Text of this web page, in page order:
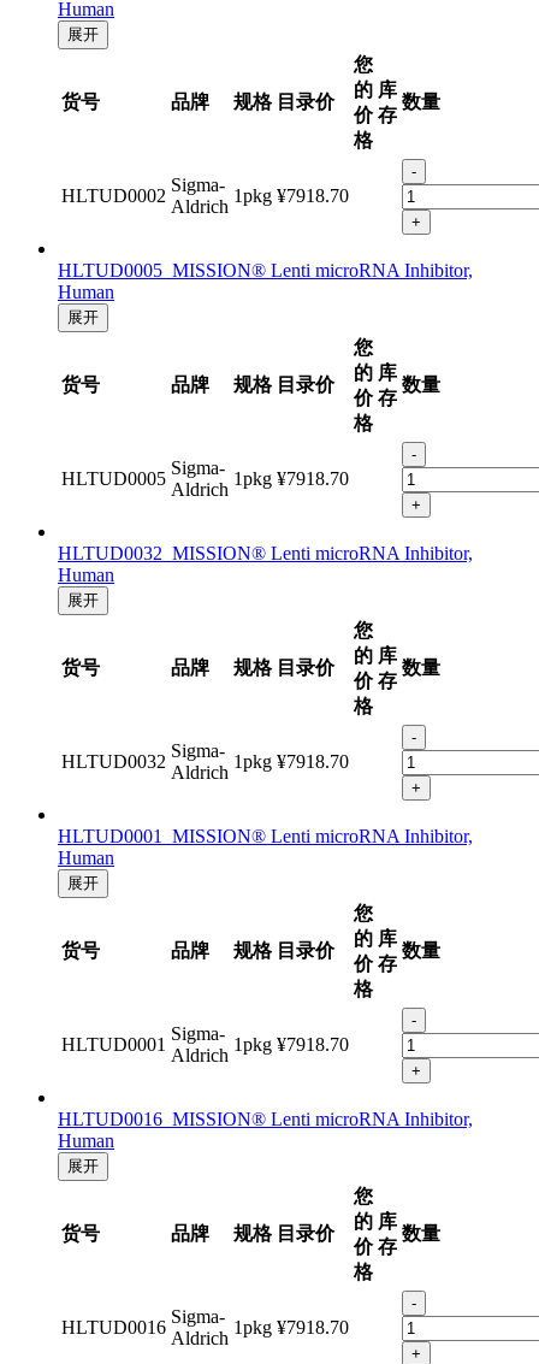
Human
展开
货号 品牌 规格 目录价
您
的
价
格
库
存
数量
HLTUD0002
Sigma-
Aldrich
1pkg ¥7918.70
-
+
HLTUD0005 MISSION® Lenti microRNA Inhibitor,
Human
展开
货号 品牌 规格 目录价
您
的
价
格
库
存
数量
HLTUD0005
Sigma-
Aldrich
1pkg ¥7918.70
-
+
HLTUD0032 MISSION® Lenti microRNA Inhibitor,
Human
展开
货号 品牌 规格 目录价
您
的
价
格
库
存
数量
HLTUD0032
Sigma-
Aldrich
1pkg ¥7918.70
-
+
HLTUD0001 MISSION® Lenti microRNA Inhibitor,
Human
展开
货号 品牌 规格 目录价
您
的
价
格
库
存
数量
HLTUD0001
Sigma-
Aldrich
1pkg ¥7918.70
-
+
HLTUD0016 MISSION® Lenti microRNA Inhibitor,
Human
展开
货号 品牌 规格 目录价
您
的
价
格
库
存
数量
HLTUD0016
Sigma-
Aldrich
1pkg ¥7918.70
-
+